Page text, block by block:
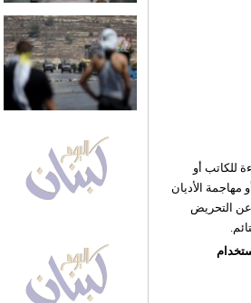
للكاتب أو
الأديان
عن التحريض